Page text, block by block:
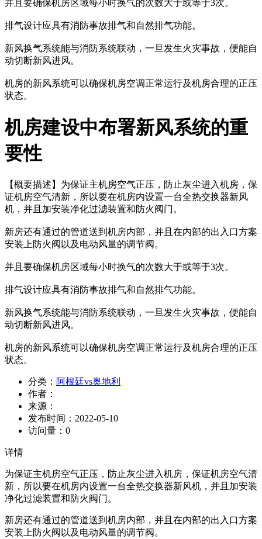
并且要确保机房区域每小时换气的次数大于或等于3次。
排气设计应具有消防事故排气和自然排气功能。
新风换气系统能与消防系统联动，一旦发生火灾事故，便能自
动切断新风进风。
机房的新风系统可以确保机房空调正常运行及机房合理的正压
状态。
机房建设中布署新风系统的重
要性
【概要描述】 为保证主机房空气正压，防止灰尘进入机房，保
证机房空气清新，所以要在机房内设置一台全热交换器新风
机，并且加安装净化过滤装置和防火阀门。
新房还有通过的管道送到机房内部，并且在内部的出入口方案
安装上防火阀以及电动风量的调节阀。
并且要确保机房区域每小时换气的次数大于或等于3次。
排气设计应具有消防事故排气和自然排气功能。
新风换气系统能与消防系统联动，一旦发生火灾事故，便能自
动切断新风进风。
机房的新风系统可以确保机房空调正常运行及机房合理的正压
状态。
分类： 阿根廷vs奥地利
作者：
来源：
发布时间： 2022-05-10
访问量： 0
详情
为保证主机房空气正压，防止灰尘进入机房，保证机房空气清
新，所以要在机房内设置一台全热交换器新风机，并且加安装
净化过滤装置和防火阀门。
新房还有通过的管道送到机房内部，并且在内部的出入口方案
安装上防火阀以及电动风量的调节阀。